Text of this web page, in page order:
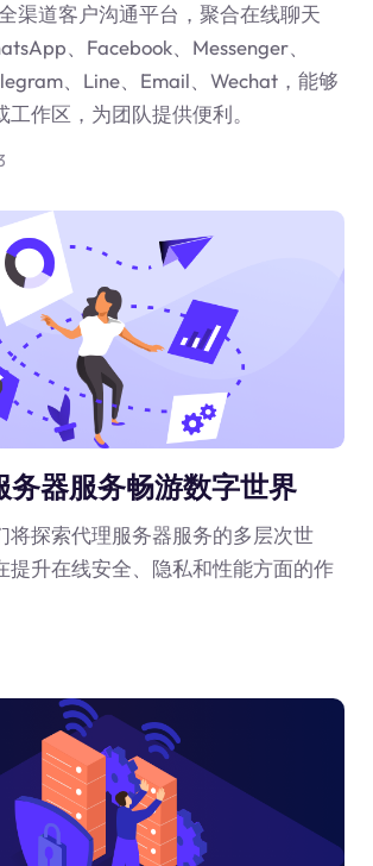
渠道客户沟通平台，聚合在线聊天
、Facebook、Messenger、
、Line、Email、Wechat，能够
作区，为团队提供便利。
务器服务畅游数字世界
将探索代理服务器服务的多层次世
提升在线安全、隐私和性能方面的作